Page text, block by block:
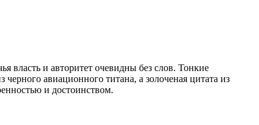
власть и авторитет очевидны без слов. Тонкие
авиационного титана, а золоченая цитата из
и достоинством.